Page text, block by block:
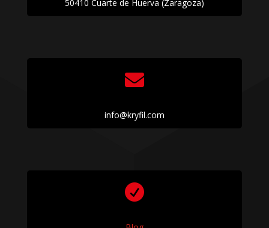
50410 Cuarte de Huerva (Zaragoza)

info@kryfil.com
